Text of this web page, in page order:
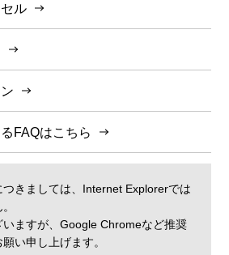
ル
FAQはこちら
きましては、Internet Explorerでは
ますが、Google Chromeなど推奨
い申し上げます。